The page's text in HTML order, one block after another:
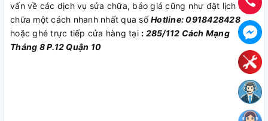
vấn về các dịch vụ sửa chữa, báo giá cũng như đặt lịch sửa
chữa một cách nhanh nhất qua sốHotline: 0918428428
hoặc ghé trực tiếp cửa hàng tại : 285/112 Cách Mạng
Tháng 8 P.12 Quận 10